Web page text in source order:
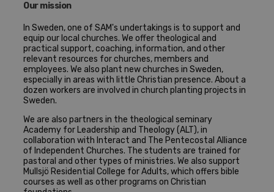
Our mission
In Sweden, one of SAM's undertakings is to support and
equip our local churches. We offer theological and
practical support, coaching, information, and other
relevant resources for churches, members and
employees. We also plant new churches in Sweden,
especially in areas with little Christian presence. About a
dozen workers are involved in church planting projects in
Sweden.
We are also partners in the theological seminary
Academy for Leadership and Theology (ALT), in
collaboration with Interact and The Pentecostal Alliance
of Independent Churches. The students are trained for
pastoral and other types of ministries. We also support
Mullsjö Residential College for Adults, which offers bible
courses as well as other programs on Christian